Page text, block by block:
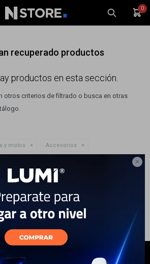

0
recuperado productos
productos en esta sección.
otros criterios de filtrado o busca en otras
y motos
Accesorios
Bicicletas y motos
Wearables
Accesorios
Monitores
Gaming